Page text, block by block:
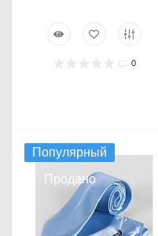
0
Популярный
Продано